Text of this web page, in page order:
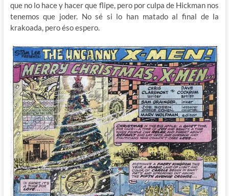
que no lo hace y hacer que flipe, pero por culpa de Hickman nos
tenemos que joder. No sé si lo han matado al final de la
krakoada, pero éso espero.